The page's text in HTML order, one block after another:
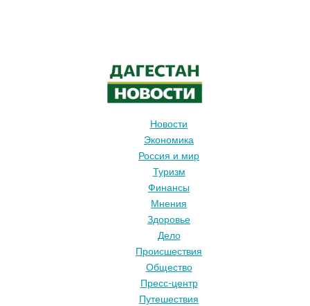
Новости
Экономика
Россия и мир
Туризм
Финансы
Мнения
Здоровье
Дело
Происшествия
Общество
Пресс-центр
Путешествия